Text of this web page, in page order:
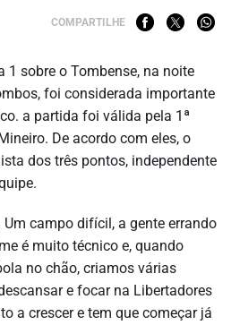
COMPARTILHE
1 sobre o Tombense, na noite
foi considerada importante
a partida foi válida pela 1ª
De acordo com eles, o
dos três pontos, independente
Um campo difícil, a gente errando
é muito técnico e, quando
no chão, criamos várias
e focar na Libertadores
a crescer e tem que começar já